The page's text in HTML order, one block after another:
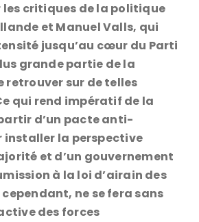
les critiques de la politique
et Manuel Valls, qui
jusqu’au cœur du Parti
grande partie de la
retrouver sur de telles
qui rend impératif de la
d’un pacte anti-
installer la perspective
et d’un gouvernement
à la loi d’airain des
cependant, ne se fera sans
des forces